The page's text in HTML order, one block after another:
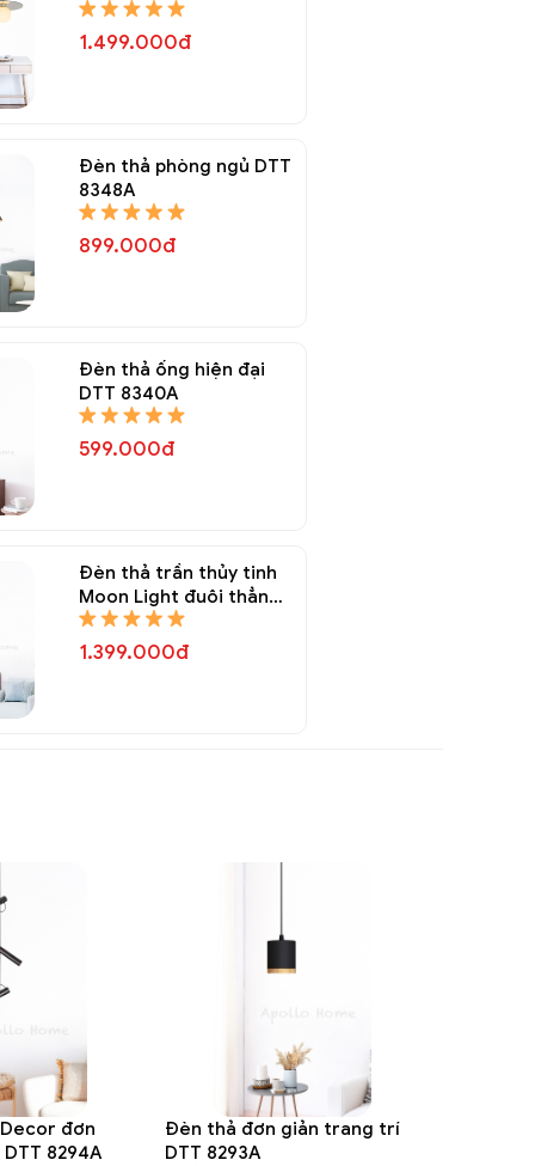
1.499.000đ
Đèn thả phòng ngủ DTT
8348A
899.000đ
Đèn thả ống hiện đại
DTT 8340A
599.000đ
Đèn thả trần thủy tinh
Moon Light đuôi thẳng
DTT 8338A
1.399.000đ
đơn
8294A
Đèn thả đơn giản trang trí
DTT 8293A